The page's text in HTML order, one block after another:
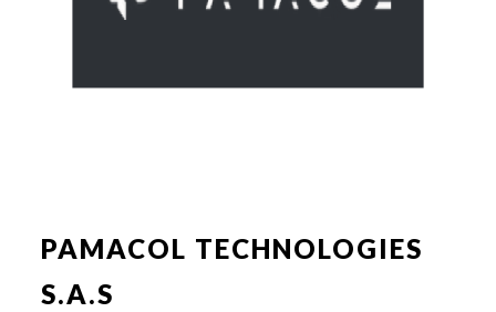
PAMACOL TECHNOLOGIES
S.A.S